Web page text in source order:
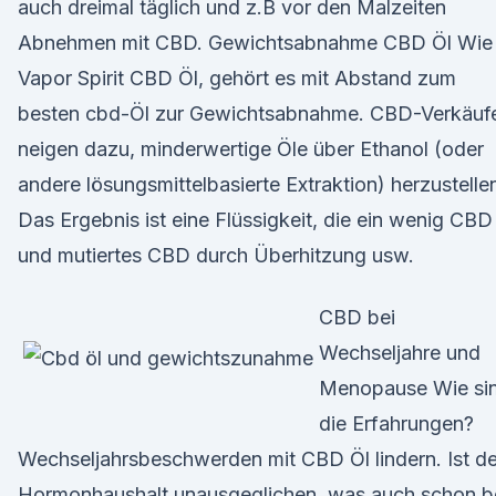
auch dreimal täglich und z.B vor den Malzeiten
Abnehmen mit CBD. Gewichtsabnahme CBD Öl Wie
Vapor Spirit CBD Öl, gehört es mit Abstand zum
besten cbd-Öl zur Gewichtsabnahme. CBD-
neigen dazu, minderwertige Öle über Ethanol (oder
andere lösungsmittelbasierte Extraktion)
Das Ergebnis ist eine Flüssigkeit, die ein wenig CBD
und mutiertes CBD durch Überhitzung usw.
CBD bei
Wechseljahre und
Menopause Wie
die Erfahrungen?
Wechseljahrsbeschwerden mit CBD Öl lindern. Ist